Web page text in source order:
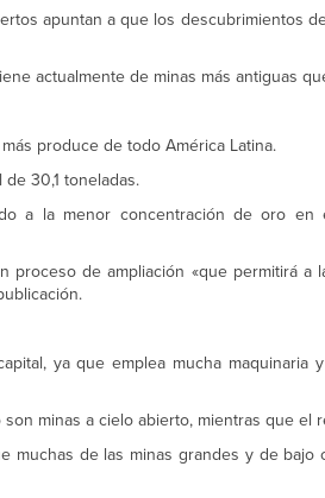
apuntan a que los descubrimientos
actualmente de minas más antiguas
produce de todo América Latina.
30,1 toneladas.
a la menor concentración de oro en
proceso de ampliación «que permitirá a
ya que emplea mucha maquinaria
minas a cielo abierto, mientras que el
de las minas grandes y de bajo